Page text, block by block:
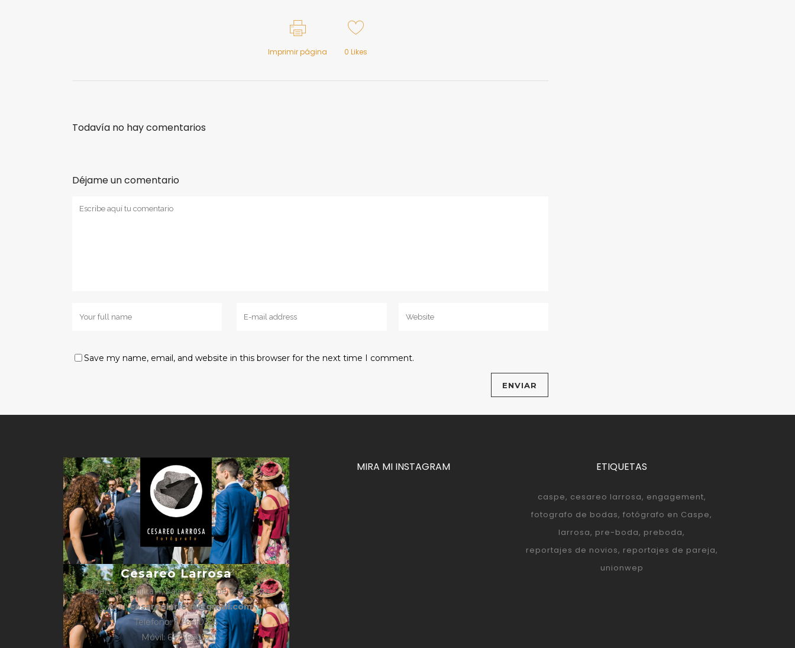
Imprimir página 0 Likes
Todavía no hay comentarios
Déjame un comentario
Save my name, email, and website in this browser for the next time I comment.
Cesareo Larrosa
Isabel La Católica 4, bajos, 1º, Caspe, Zaragoza
e-mail:cesareolarrosa@gmail.com
Teléfono: 876610325
Móvil: 657366052
MIRA MI INSTAGRAM ETIQUETAS
caspe cesareo larrosa engagement
fotografo de bodas fotógrafo en Caspe
larrosa pre-boda preboda
reportajes de novios reportajes de pareja
unionwep